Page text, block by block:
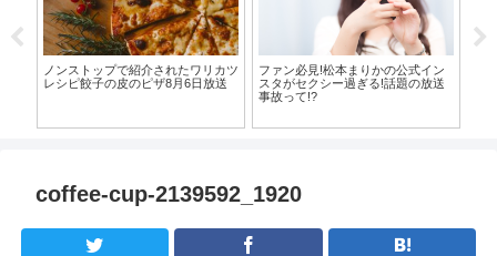
ノンストップで紹介されたワリカツ
レシピ餃子の皮のピザ8月6日放送
ファン必見!松本まりかの公式イン
スタがセクシー過ぎる!話題の放送
事故って!?
coffee-cup-2139592_1920